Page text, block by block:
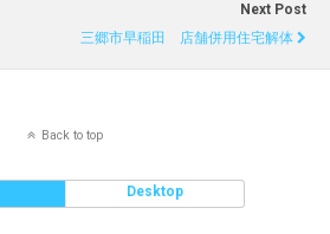
Next Post
三郷市早稲田 店舗併用住宅解体
Back to top
Desktop